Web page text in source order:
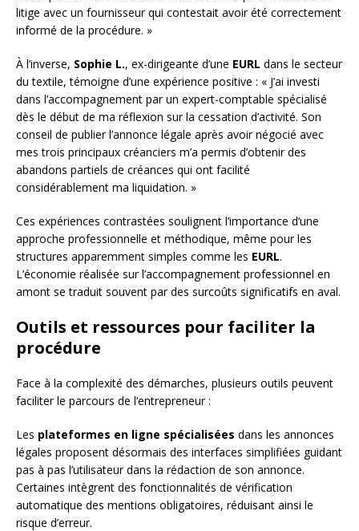
litige avec un fournisseur qui contestait avoir été correctement
informé de la procédure. »
À l’inverse, Sophie L., ex-dirigeante d’une EURL dans le secteur
du textile, témoigne d’une expérience positive : « J’ai investi
dans l’accompagnement par un expert-comptable spécialisé
dès le début de ma réflexion sur la cessation d’activité. Son
conseil de publier l’annonce légale après avoir négocié avec
mes trois principaux créanciers m’a permis d’obtenir des
abandons partiels de créances qui ont facilité
considérablement ma liquidation. »
Ces expériences contrastées soulignent l’importance d’une
approche professionnelle et méthodique, même pour les
structures apparemment simples comme les EURL.
L’économie réalisée sur l’accompagnement professionnel en
amont se traduit souvent par des surcoûts significatifs en aval.
Outils et ressources pour faciliter la
procédure
Face à la complexité des démarches, plusieurs outils peuvent
faciliter le parcours de l’entrepreneur :
Les plateformes en ligne spécialisées dans les annonces
légales proposent désormais des interfaces simplifiées guidant
pas à pas l’utilisateur dans la rédaction de son annonce.
Certaines intègrent des fonctionnalités de vérification
automatique des mentions obligatoires, réduisant ainsi le
risque d’erreur.